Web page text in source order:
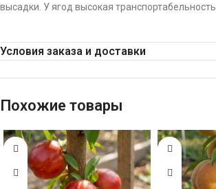
высадки. У ягод высокая транспортабельность.
Условия заказа и доставки
Похожие товары